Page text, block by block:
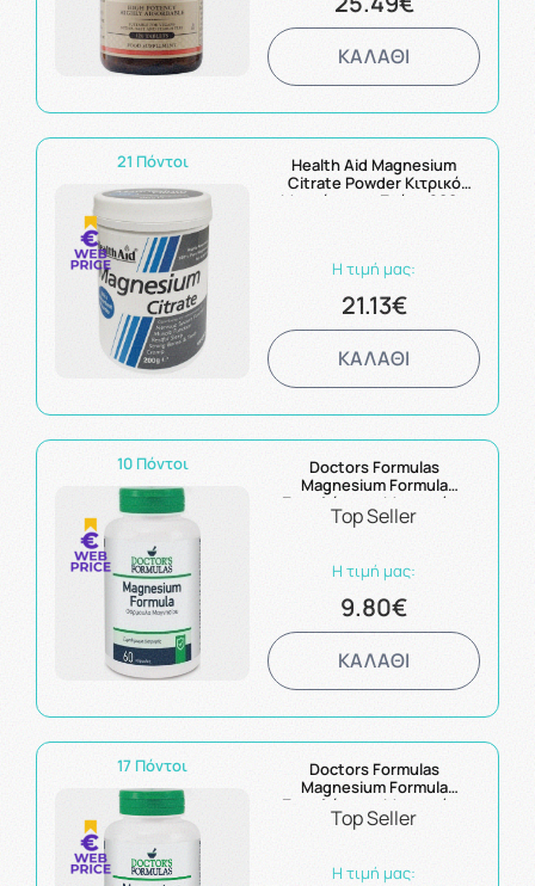
ΚΑΛΑΘΙ
21 Πόντοι
Health Aid Magnesium
Citrate Powder Κιτρικό
Μαγνήσιο σε Σκόνη 200g
Η τιμή μας:
21.13€
ΚΑΛΑΘΙ
10 Πόντοι
Doctors Formulas
Magnesium Formula
Συμπλήρωμα Μαγνησίου
60Caps
Top Seller
Η τιμή μας:
9.80€
ΚΑΛΑΘΙ
17 Πόντοι
Doctors Formulas
Magnesium Formula
Συμπλήρωμα Μαγνησίου
120Caps
Top Seller
Η τιμή μας: